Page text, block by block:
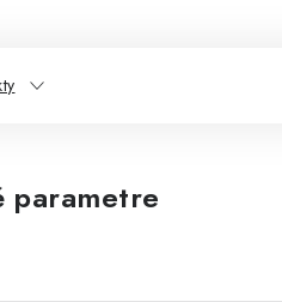
parametre